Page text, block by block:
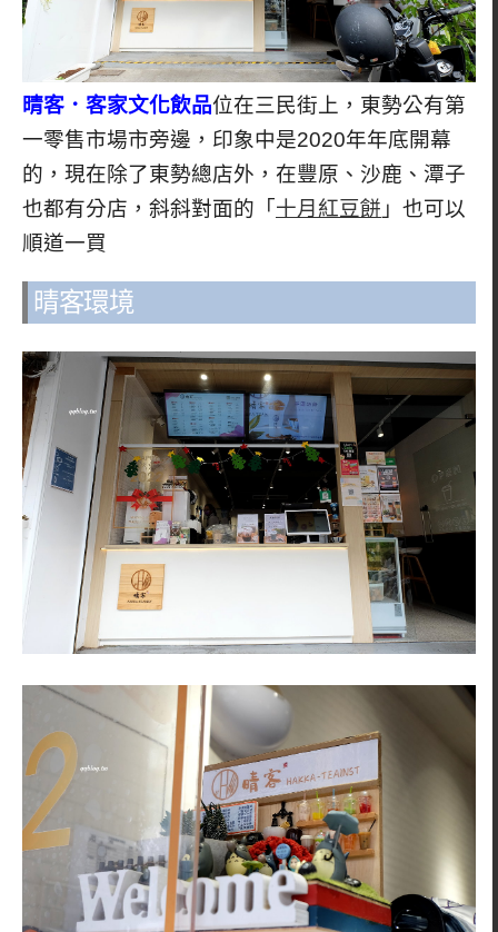
晴客．客家文化飲品位在三民街上，東勢公有第
一零售市場市旁邊，印象中是2020年年底開幕
的，現在除了東勢總店外，在豐原、沙鹿、潭子
也都有分店，斜斜對面的「 十月紅豆餅 」也可以
順道一買
晴客環境